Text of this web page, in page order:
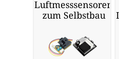
Luftmesssensoren
zum Selbstbau